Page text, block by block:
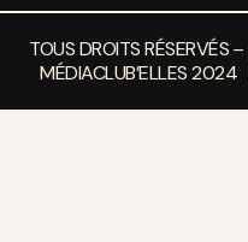
TOUS DROITS RÉSERVÉS –
MÉDIACLUB’ELLES 2024